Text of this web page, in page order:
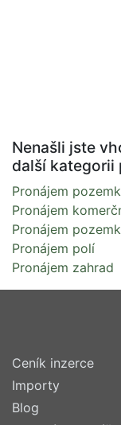
Nenašli jste
další kategorii
Pronájem
Pronájem
Pronájem
Pronájem polí
Pronájem zahrad
Ceník inzerce
Importy
Blog